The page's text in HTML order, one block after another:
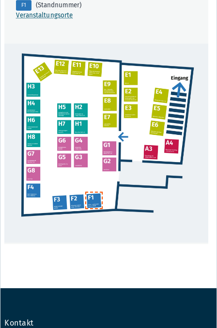
F1
(Standnummer)
Veranstaltungsorte
Kontakt